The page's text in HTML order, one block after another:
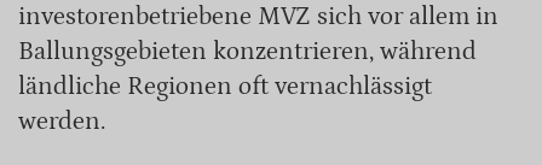
investorenbetriebene MVZ sich vor allem in
Ballungsgebieten konzentrieren, während
ländliche Regionen oft vernachlässigt
werden.